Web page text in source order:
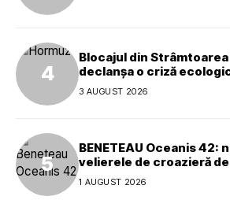
Blocajul din
declanșa o criză
3 AUGUST 2026
BENETEAU Oceanis 42:
velierele de croazieră
1 AUGUST 2026